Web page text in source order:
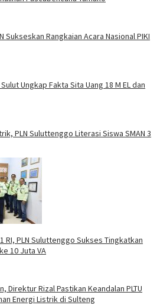
Sukseskan Rangkaian Acara Nasional PIKI
Ungkap Fakta Sita Uang 18 M EL dan
PLN Suluttenggo Literasi Siswa SMAN 3
RI, PLN Suluttenggo Sukses Tingkatkan
10 Juta VA
Direktur Rizal Pastikan Keandalan PLTU
Energi Listrik di Sulteng